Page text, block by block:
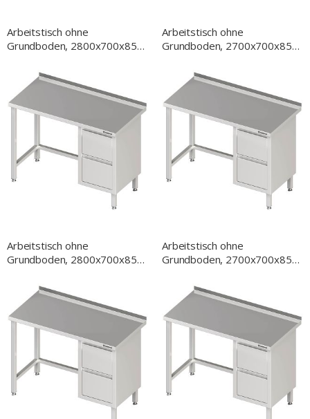
Arbeitstisch ohne
Grundboden, 2800x700x850
links, ohne Aufkantung,
verschweißt
Arbeitstisch ohne
Grundboden, 2700x700x850
links, ohne Aufkantung,
verschweißt
Arbeitstisch ohne
Grundboden, 2800x700x850
rechts, mit Aufkantung,
verschweißt
Arbeitstisch ohne
Grundboden, 2700x700x850
rechts, mit Aufkantung,
verschweißt